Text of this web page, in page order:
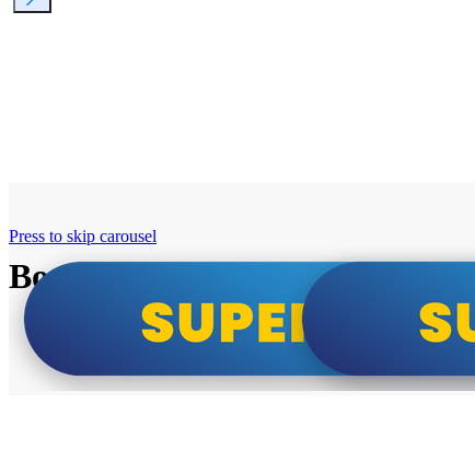
Bosch super cene
Press to skip carousel